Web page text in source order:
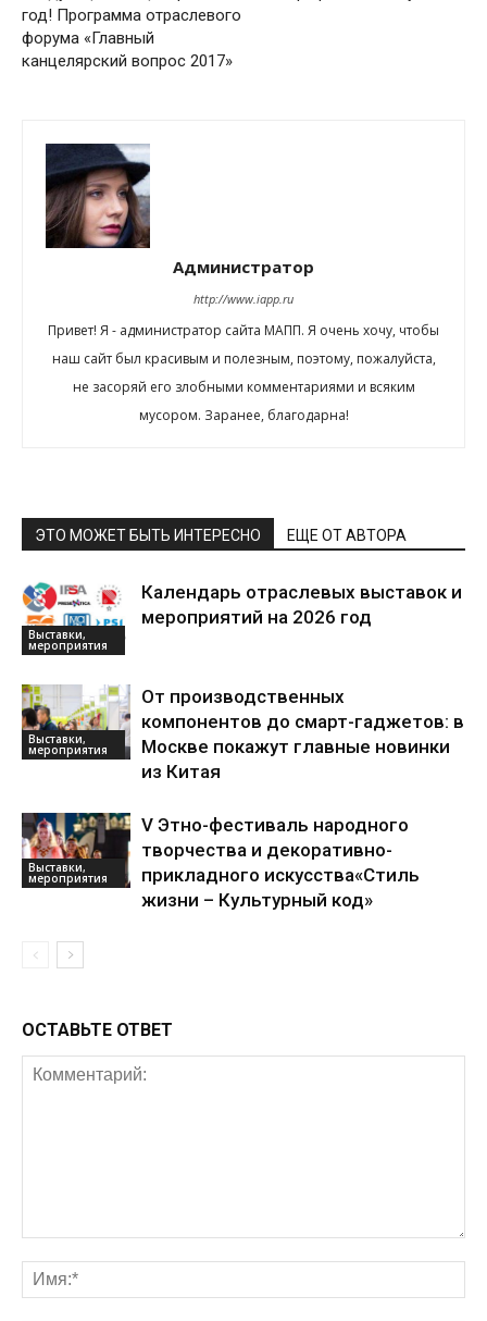
год! Программа отраслевого
форума «Главный
канцелярский вопрос 2017»
Администратор
http://www.iapp.ru
Привет! Я - администратор сайта МАПП. Я очень хочу, чтобы
наш сайт был красивым и полезным, поэтому, пожалуйста,
не засоряй его злобными комментариями и всяким
мусором. Заранее, благодарна!
ЭТО МОЖЕТ БЫТЬ ИНТЕРЕСНО ЕЩЕ ОТ АВТОРА
Выставки,
мероприятия
Календарь отраслевых выставок и
мероприятий на 2026 год
Выставки,
мероприятия
От производственных
компонентов до смарт-гаджетов: в
Москве покажут главные новинки
из Китая
Выставки,
мероприятия
V Этно-фестиваль народного
творчества и декоративно-
прикладного искусства«Стиль
жизни – Культурный код»
ОСТАВЬТЕ ОТВЕТ